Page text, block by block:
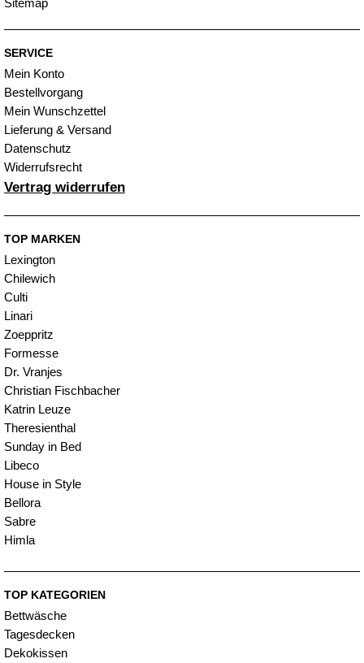
SERVICE
Mein Konto
Bestellvorgang
Mein Wunschzettel
Lieferung & Versand
Datenschutz
Widerrufsrecht
Vertrag widerrufen
TOP MARKEN
Lexington
Chilewich
Culti
Linari
Zoeppritz
Formesse
Dr. Vranjes
Christian Fischbacher
Katrin Leuze
Theresienthal
Sunday in Bed
Libeco
House in Style
Bellora
Sabre
Himla
TOP KATEGORIEN
Bettwäsche
Tagesdecken
Dekokissen